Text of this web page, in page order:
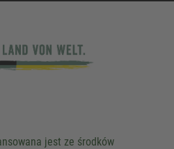
jest ze środków